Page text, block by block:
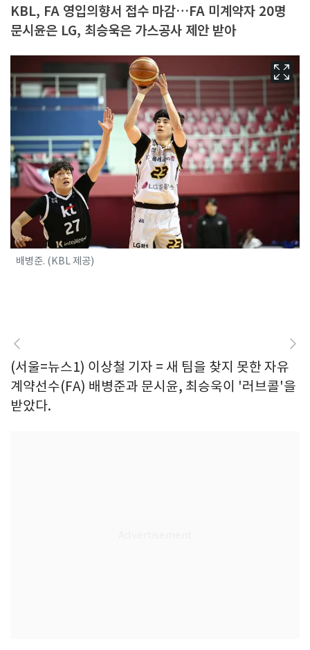
KBL, FA 영입의향서 접수 마감…FA 미계약자 20명
문시윤은 LG, 최승욱은 가스공사 제안 받아
배병준. (KBL 제공)
(서울=뉴스1) 이상철 기자 = 새 팀을 찾지 못한 자유
계약선수(FA) 배병준과 문시윤, 최승욱이 '러브콜'을
받았다.